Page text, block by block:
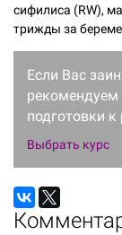
сифилиса (RW),
трижды за
Если Вас
рекомендуем
подготовки
Выбрать курс